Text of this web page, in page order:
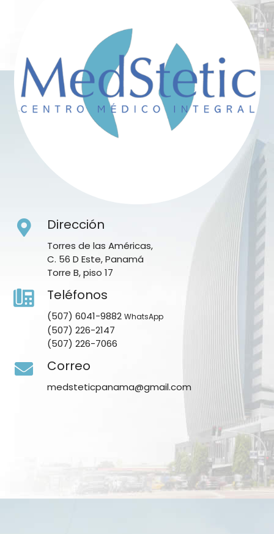
Dirección
Torres de las Américas,
C. 56 D Este, Panamá
Torre B, piso 17
Teléfonos
(507) 6041-9882 WhatsApp
(507) 226-2147
(507) 226-7066
Correo
medsteticpanama@gmail.com